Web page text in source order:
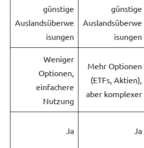
günstige
Auslandsüberwe
isungen
günstige
Auslandsüberwe
isungen
Mehr Optionen
(ETFs, Aktien),
aber komplexer
Weniger
Optionen,
einfachere
Nutzung
Ja
Ja